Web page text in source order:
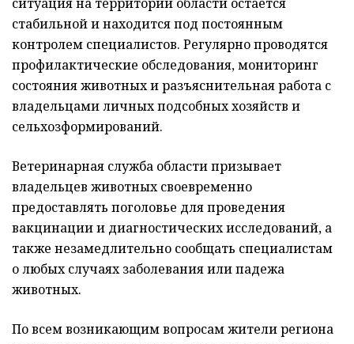
стабильной и находится под постоянным
контролем специалистов. Регулярно проводятся
профилактические обследования, мониторинг
состояния животных и разъяснительная работа с
владельцами личных подсобных хозяйств и
сельхозформирований.
Ветеринарная служба области призывает
владельцев животных своевременно
предоставлять поголовье для проведения
вакцинации и диагностических исследований, а
также незамедлительно сообщать специалистам
о любых случаях заболевания или падежа
животных.
По всем возникающим вопросам жители региона